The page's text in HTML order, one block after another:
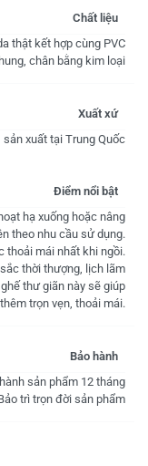
Chất liệu
thật kết hợp cùng PVC
chân bằng kim loại
Xuất xứ
xuất tại Trung Quốc
Điểm nổi bật
hạ xuống hoặc nâng
theo nhu cầu sử dụng.
thoải mái nhất khi ngồi.
thời thượng, lịch lãm
thư giãn này sẽ giúp
trọn vẹn, thoải mái.
Bảo hành
sản phẩm 12 tháng
trì trọn đời sản phẩm